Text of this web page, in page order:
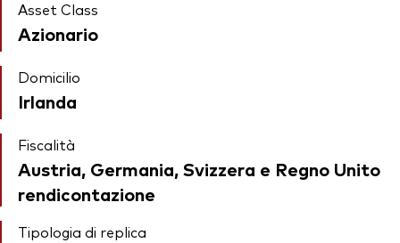
Asset Class
Azionario
Domicilio
Irlanda
Fiscalità
Austria, Germania, Svizzera e Regno Unito
rendicontazione
Tipologia di replica